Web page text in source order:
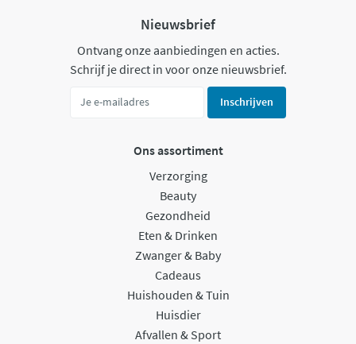
Nieuwsbrief
Ontvang onze aanbiedingen en acties.
Schrijf je direct in voor onze nieuwsbrief.
Inschrijven
Ons assortiment
Verzorging
Beauty
Gezondheid
Eten & Drinken
Zwanger & Baby
Cadeaus
Huishouden & Tuin
Huisdier
Afvallen & Sport